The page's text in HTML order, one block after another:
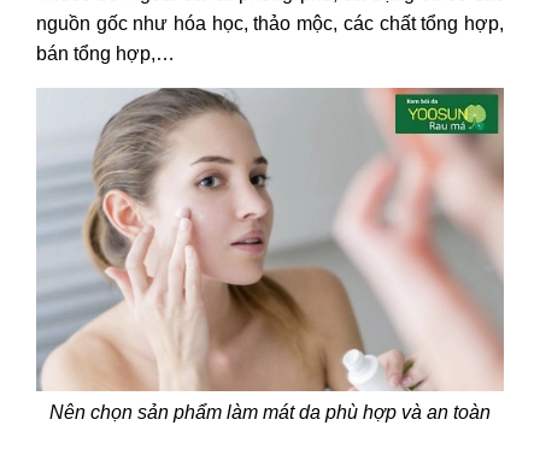
nguồn gốc như hóa học, thảo mộc, các chất tổng hợp,
bán tổng hợp,…
Nên chọn sản phẩm làm mát da phù hợp và an toàn